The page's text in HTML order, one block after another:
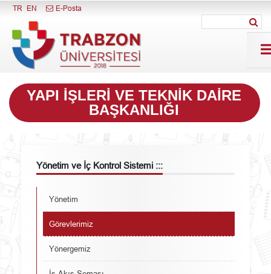
Menüyü Kapat
TR EN E-Posta
YAPI İŞLERI VE TEKNIK DAIRE
BAŞKANLIĞI
Yönetim ve İç Kontrol Sistemi :::
Yönetim
Görevlerimiz
Yönergemiz